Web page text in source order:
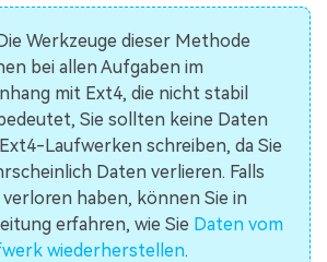
Werkzeuge dieser Methode
bei allen Aufgaben im
mit Ext4, die nicht stabil
Sie sollten keine Daten
Laufwerken schreiben, da Sie
Daten verlieren. Falls
verloren haben, können Sie in
erfahren, wie Sie Daten vom
wiederherstellen.